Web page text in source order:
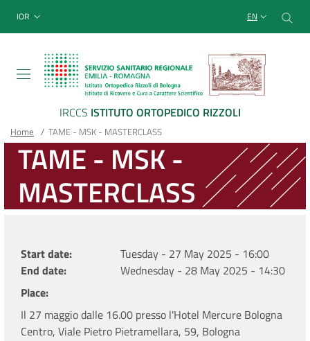
Sito Web Istituto
menu top-bar
IOR EN
IRCCS ISTITUTO ORTOPEDICO RIZZOLI
Main container
Breadcrumb
Home / TAME - MSK - MASTERCLASS
TAME - MSK -
MASTERCLASS
Start date
Tuesday - 27 May 2025 - 16:00
End date
Wednesday - 28 May 2025 - 14:30
Place
Il 27 maggio dalle 16.00 presso l'Hotel Mercure Bologna
Centro, Viale Pietro Pietramellara, 59, Bologna